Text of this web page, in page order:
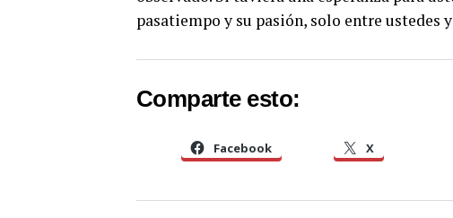
pasatiempo y su pasión, solo entre ustedes
Comparte esto:
Facebook X